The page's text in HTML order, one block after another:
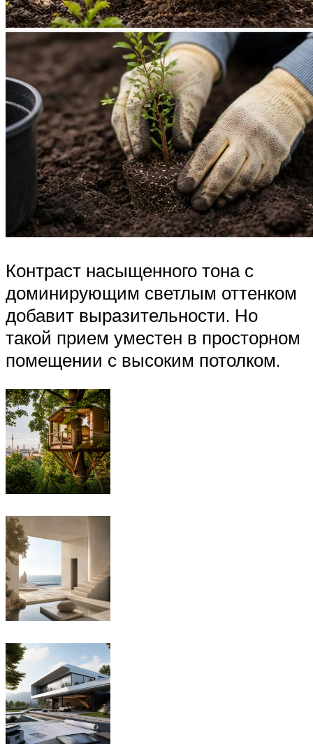
Контраст насыщенного тона с
доминирующим светлым оттенком
добавит выразительности. Но
такой прием уместен в просторном
помещении с высоким потолком.